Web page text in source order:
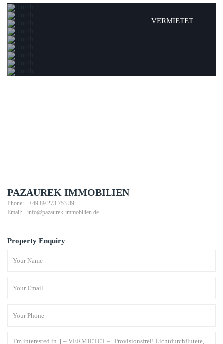
VERMIETET
PAZAUREK IMMOBILIEN
Phone:
+49 89 273 753 39
Email:
info@pazaurek-immobilien.de
Property Enquiry